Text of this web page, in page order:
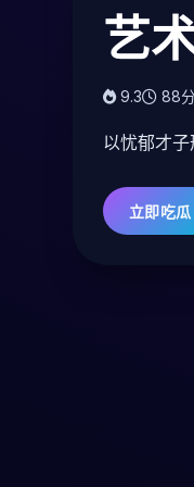
9.3 128
立即吃瓜
艺
9.3 88
以忧郁才
立即吃瓜
9.5 116
立即吃瓜